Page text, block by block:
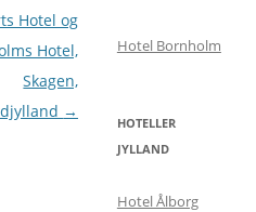
Hotel og
Hotel,
Skagen,
→
Hotel Bornholm
HOTELLER
JYLLAND
Hotel Ålborg